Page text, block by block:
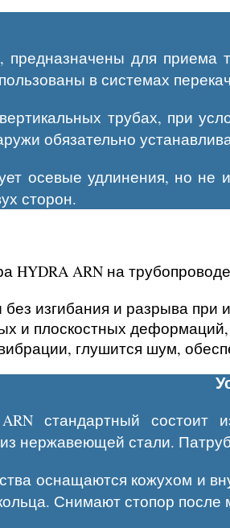
для приема
в системах
трубах, при
обязательно
осевые удлинения, но не
сторон.
HYDRA ARN на трубопроводе
изгибания и разрыва
и плоскостных
глушится шум,
ARN стандартный
нержавеющей стали.
оснащаются кожухом и
Снимают стопор